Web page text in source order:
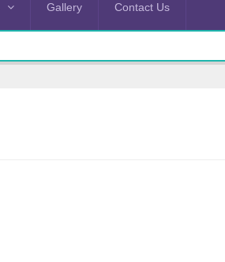
Gallery Contact Us